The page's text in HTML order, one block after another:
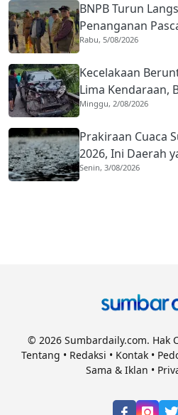
BNPB Turun
Penanganan
Rabu, 5/08/2026
Kecelakaan
Lima Kendaraan,
Diduga Rem Blong
Minggu, 2/08/2026
Prakiraan Cuaca
2026, Ini Daerah
Senin, 3/08/2026
© 2026 Sumbardaily.com. Hak
Tentang • Redaksi • Kontak •
Sama & Iklan •